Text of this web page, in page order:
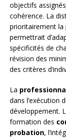
objectifs
cohérence. La
prioritairement la
permettrait
spécificités de
révision des
des critères
La
dans l’exécution
développement.
formation des
probation,